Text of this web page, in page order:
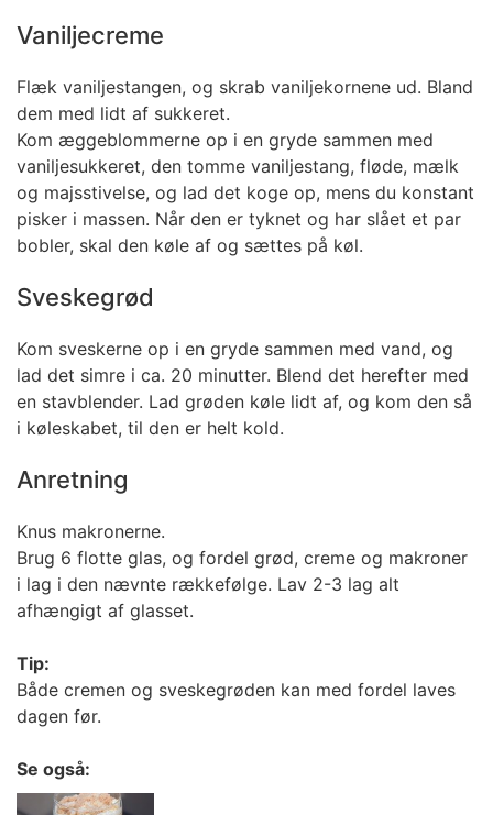
Vaniljecreme
Flæk vaniljestangen, og skrab vaniljekornene ud. Bland
dem med lidt af sukkeret.
Kom æggeblommerne op i en gryde sammen med
vaniljesukkeret, den tomme vaniljestang, fløde, mælk
og majsstivelse, og lad det koge op, mens du konstant
pisker i massen. Når den er tyknet og har slået et par
bobler, skal den køle af og sættes på køl.
Sveskegrød
Kom sveskerne op i en gryde sammen med vand, og
lad det simre i ca. 20 minutter. Blend det herefter med
en stavblender. Lad grøden køle lidt af, og kom den så
i køleskabet, til den er helt kold.
Anretning
Knus makronerne.
Brug 6 flotte glas, og fordel grød, creme og makroner
i lag i den nævnte rækkefølge. Lav 2-3 lag alt
afhængigt af glasset.
Tip:
Både cremen og sveskegrøden kan med fordel laves
dagen før.
Se også: